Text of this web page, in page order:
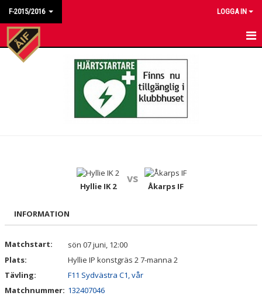
F-2015/2016 LOGGA IN
HEM
DOKUMENT
Hyllie IK 2
vs
Åkarps IF
INFORMATION
Matchstart:
sön 07 juni, 12:00
Plats:
Hyllie IP konstgräs 2 7-manna 2
Tävling:
F11 Sydvästra C1, vår
Matchnummer: 132407046